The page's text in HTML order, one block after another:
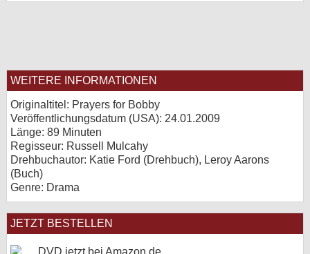
WEITERE INFORMATIONEN
Originaltitel: Prayers for Bobby
Veröffentlichungsdatum (USA): 24.01.2009
Länge: 89 Minuten
Regisseur: Russell Mulcahy
Drehbuchautor: Katie Ford (Drehbuch), Leroy Aarons
(Buch)
Genre: Drama
JETZT BESTELLEN
DVD jetzt bei Amazon.de